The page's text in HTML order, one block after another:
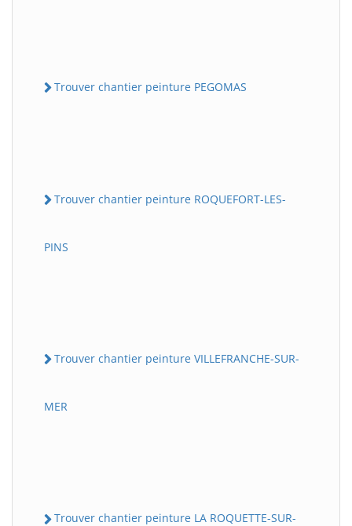
Trouver chantier peinture PEGOMAS
Trouver chantier peinture ROQUEFORT-LES-
PINS
Trouver chantier peinture VILLEFRANCHE-SUR-
MER
Trouver chantier peinture LA ROQUETTE-SUR-